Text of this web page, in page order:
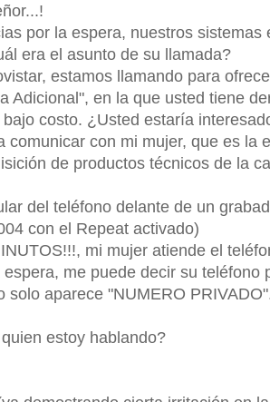
por la espera, nuestros sistemas
era el asunto de su llamada?
estamos llamando para
Adicional", en la que usted tiene
costo. ¿Usted estaría
comunicar con mi mujer, que es la
de productos técnicos de la
del teléfono delante de un
con el Repeat activado)
mi mujer atiende el
me puede decir su teléfono
solo aparece "NUMERO
estoy hablando?